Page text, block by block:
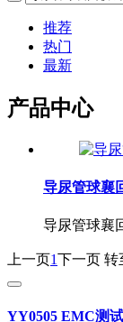
推荐
热门
最新
产品中心
导尿管球襄
导尿管球襄
上一页1下一页 转
YY0505 EMC测